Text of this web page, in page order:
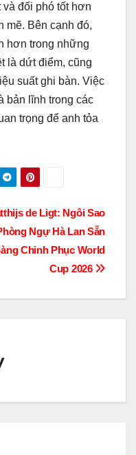
và đối phó tốt hơn
mẽ. Bên cạnh đó,
hơn trong những
là dứt điểm, cũng
suất ghi bàn. Việc
bản lĩnh trong các
trọng để anh tỏa
de Ligt: Ngôi Sao
Ngự Hà Lan Sẵn
Chinh Phục World
Cup 2026